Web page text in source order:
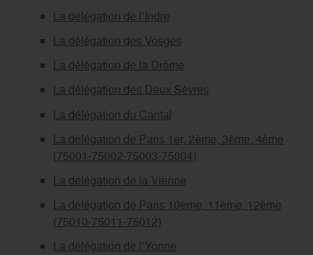
La délégation de l’Indre
La délégation des Vosges
La délégation de la Drôme
La délégation des Deux Sèvres
La délégation du Cantal
La délégation de Paris 1er, 2ème, 3ème, 4ème
(75001-75002-75003-75004)
La délégation de la Vienne
La délégation de Paris 10ème, 11ème, 12ème
(75010-75011-75012)
La délégation de l’Yonne